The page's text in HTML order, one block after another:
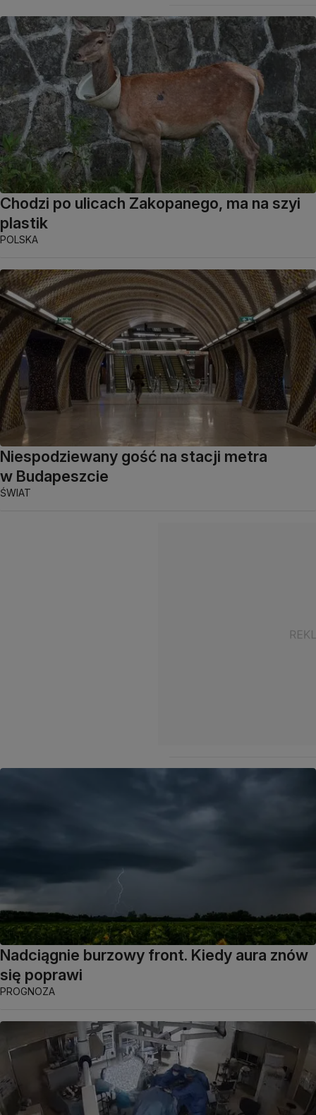
Chodzi po ulicach Zakopanego, ma na szyi
plastik
POLSKA
Niespodziewany gość na stacji metra
w Budapeszcie
ŚWIAT
Nadciągnie burzowy front. Kiedy aura znów
się poprawi
PROGNOZA